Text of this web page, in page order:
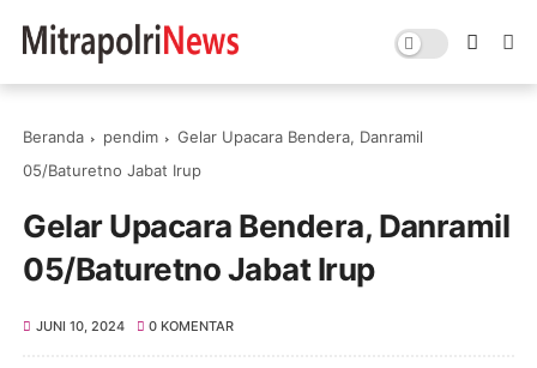
Beranda pendim
Gelar Upacara Bendera, Danramil
05/Baturetno Jabat Irup
Gelar Upacara Bendera, Danramil
05/Baturetno Jabat Irup
JUNI 10, 2024 0 KOMENTAR